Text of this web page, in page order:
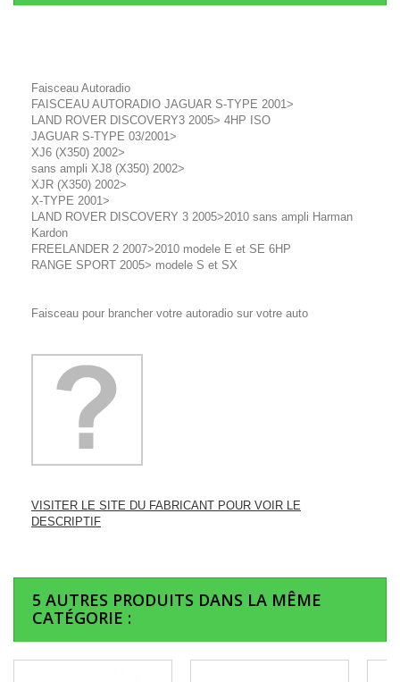
Faisceau Autoradio
FAISCEAU AUTORADIO JAGUAR S-TYPE 2001>
LAND ROVER DISCOVERY3 2005> 4HP ISO
JAGUAR S-TYPE 03/2001>
XJ6 (X350) 2002>
sans ampli XJ8 (X350) 2002>
XJR (X350) 2002>
X-TYPE 2001>
LAND ROVER DISCOVERY 3 2005>2010 sans ampli Harman
Kardon
FREELANDER 2 2007>2010 modele E et SE 6HP
RANGE SPORT 2005> modele S et SX
Faisceau pour brancher votre autoradio sur votre auto
VISITER LE SITE DU FABRICANT POUR VOIR LE
DESCRIPTIF
5 AUTRES PRODUITS DANS LA MÊME
CATÉGORIE :